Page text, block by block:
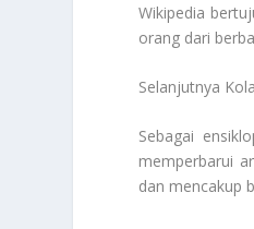
Wikipedia
orang dari
Selanjutnya
Sebagai
memperbarui
dan mencakup